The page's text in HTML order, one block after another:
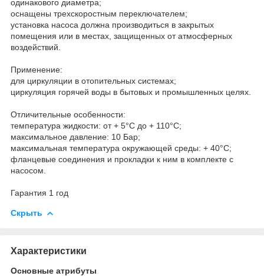
одинакового диаметра;
оснащены трехскоростным переключателем;
установка насоса должна производиться в закрытых
помещения или в местах, защищенных от атмосферных
воздействий.
Применение:
для циркуляции в отопительных системах;
циркуляция горячей воды в бытовых и промышленных целях.
Отличительные особенности:
температура жидкости: от + 5°С до + 110°С;
максимальное давление: 10 Бар;
максимальная температура окружающей среды: + 40°С;
фланцевые соединения и прокладки к ним в комплекте с
насосом.
Гарантия 1 год
Скрыть
Характеристики
Основные атрибуты